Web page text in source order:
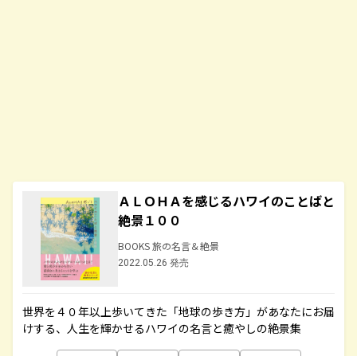
ＡＬＯＨＡを感じるハワイのことばと
絶景１００
BOOKS 旅の名言＆絶景
2022.05.26 発売
世界を４０年以上歩いてきた「地球の歩き方」があなたにお届
けする、人生を輝かせるハワイの名言と癒やしの絶景集